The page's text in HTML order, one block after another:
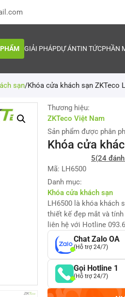
GIẢI PHÁPDỰ ÁNTIN TỨCPHẦN
sạn/Khóa cửa khách sạn ZKTeco
Thương hiệu:
ZKTeco Việt Nam
Sản phẩm được phân
Khóa cửa
5(24
Mã: LH6500
Danh mục:
Khóa cửa khách sạn
LH6500 là khóa khách
thiết kế đẹp mắt và
liên hệ với Hotline
Chat Zalo OA
(Hỗ trợ 24/7)
Gọi Hotline 1
(Hỗ trợ 24/7)